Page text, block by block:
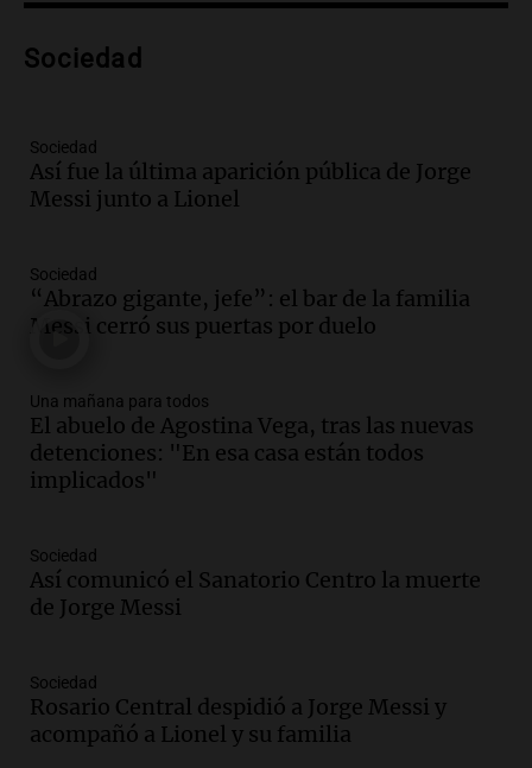
del oficialismo en el Congreso: El
Audio.Murió Jorge Messi
Audio.Mateo, a los 25 años, lucha
contra el tiempo: necesita un trasplante
Una mañana para todos
Episodios
Audio.Estiman que la inflación nacional
de julio será menor al 2,9% registrado
Episodios
Audio.El Senado provincial establece
protocolo contra ciberbullying y
Panorama Federal
Episodios
Audio. Desayuno ideal: nutrición
Sociedad
Sociedad
Así fue la última aparición pública de Jorge
Messi junto a Lionel
Sociedad
“Abrazo gigante, jefe”: el bar de la familia
Messi cerró sus puertas por duelo
Una mañana para todos
El abuelo de Agostina Vega, tras las nuevas
detenciones: "En esa casa están todos
implicados"
Sociedad
Así comunicó el Sanatorio Centro la muerte
de Jorge Messi
Sociedad
Rosario Central despidió a Jorge Messi y
acompañó a Lionel y su familia